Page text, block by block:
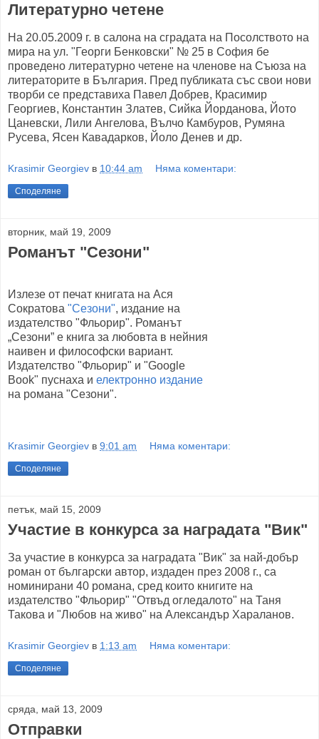
Литературно четене
На 20.05.2009 г. в салона на сградата на Посолството на
мира на ул. "Георги Бенковски" № 25 в София бе
проведено литературно четене на членове на Съюза на
литераторите в България. Пред публиката със свои нови
творби се представиха Павел Добрев, Красимир
Георгиев, Константин Златев, Сийка Йорданова, Йото
Цаневски, Лили Ангелова, Вълчо Камбуров, Румяна
Русева, Ясен Кавадарков, Йоло Денев и др.
Krasimir Georgiev в 10:44 am Няма коментари:
Споделяне
вторник, май 19, 2009
Романът "Сезони"
Излезе от печат книгата на Ася
Сократова "Сезони", издание на
издателство "Фльорир". Романът
„Сезони” е книга за любовта в нейния
наивен и философски вариант.
Издателство "Фльорир" и "Google
Book" пуснаха и електронно издание
на романа "Сезони".
Krasimir Georgiev в 9:01 am Няма коментари:
Споделяне
петък, май 15, 2009
Участие в конкурса за наградата "Вик"
За участие в конкурса за наградата "Вик" за най-добър
роман от български автор, издаден през 2008 г., са
номинирани 40 романа, сред които книгите на
издателство "Фльорир" "Отвъд огледалото" на Таня
Такова и "Любов на живо" на Александър Хараланов.
Krasimir Georgiev в 1:13 am Няма коментари:
Споделяне
сряда, май 13, 2009
Отправки